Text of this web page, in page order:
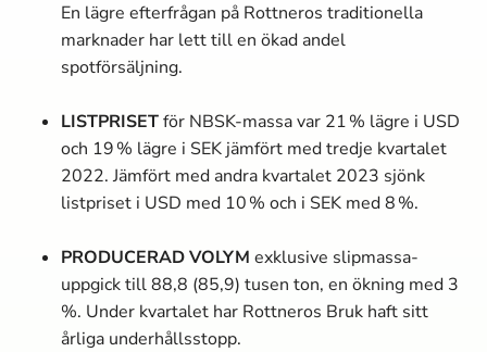
En lägre efterfrågan på Rottneros traditionella
marknader har lett till en ökad andel
spotförsäljning.
LISTPRISETför NBSK-massa­ var 21 % lägre i USD
och 19 % lägre i SEK jämfört med tredje kvartalet
2022. Jämfört med andra kvartalet 2023 sjönk
listpriset i USD med 10 % och i SEK med 8 %.
PRODUCERADVOLYM exklusive slipmassa­
uppgick till 88,8 (85,9) tusen ton, en ökning med 3
%. Under kvartalet har Rottneros Bruk haft sitt
årliga underhållsstopp.